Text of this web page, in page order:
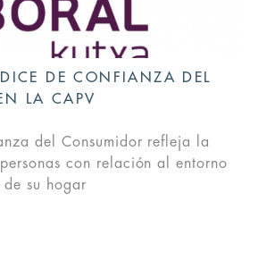
DE CONFIANZA DEL
LA CAPV
del Consumidor refleja la
con relación al entorno
de su hogar